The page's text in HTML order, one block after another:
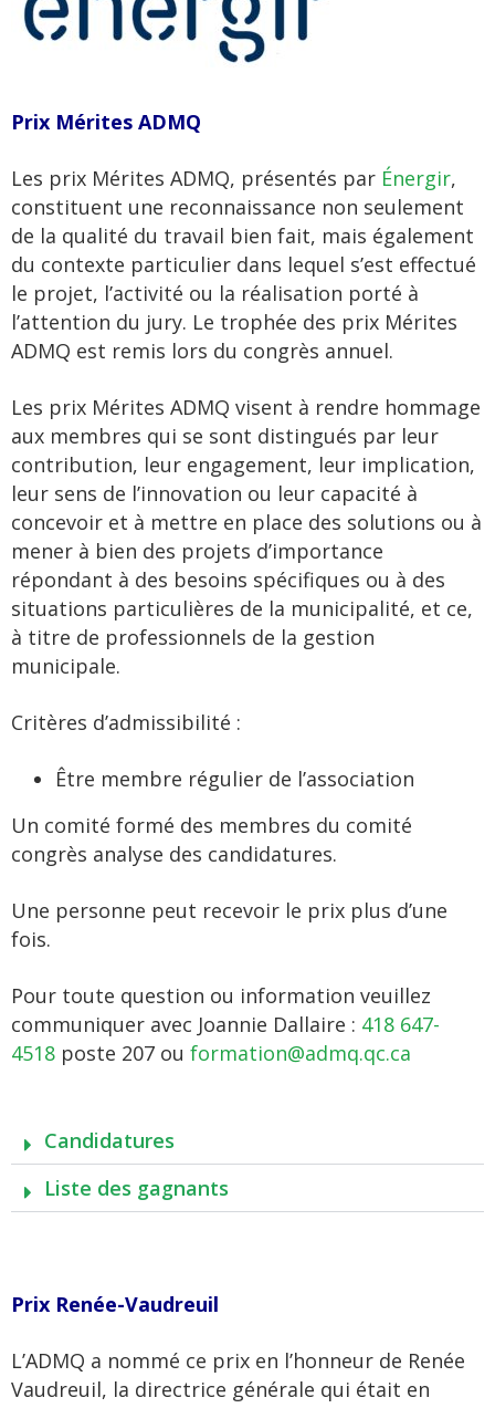
Prix Mérites ADMQ
Les prix Mérites ADMQ, présentés par Énergir,
constituent une reconnaissance non seulement
de la qualité du travail bien fait, mais également
du contexte particulier dans lequel s’est effectué
le projet, l’activité ou la réalisation porté à
l’attention du jury. Le trophée des prix Mérites
ADMQ est remis lors du congrès annuel.
Les prix Mérites ADMQ visent à rendre hommage
aux membres qui se sont distingués par leur
contribution, leur engagement, leur implication,
leur sens de l’innovation ou leur capacité à
concevoir et à mettre en place des solutions ou à
mener à bien des projets d’importance
répondant à des besoins spécifiques ou à des
situations particulières de la municipalité, et ce,
à titre de professionnels de la gestion
municipale.
Critères d’admissibilité :
Être membre régulier de l’association
Un comité formé des membres du comité
congrès analyse des candidatures.
Une personne peut recevoir le prix plus d’une
fois.
Pour toute question ou information veuillez
communiquer avec Joannie Dallaire : 418 647-
4518 poste 207 ou formation@admq.qc.ca
Candidatures
Liste des gagnants
Prix Renée-Vaudreuil
L’ADMQ a nommé ce prix en l’honneur de Renée
Vaudreuil, la directrice générale qui était en